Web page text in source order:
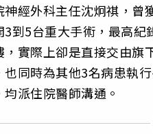
經外科主任沈炯祺，
到5台重大手術，最高
實際上卻是直接交由旗
同時為其他3名病患執
派住院醫師溝通。